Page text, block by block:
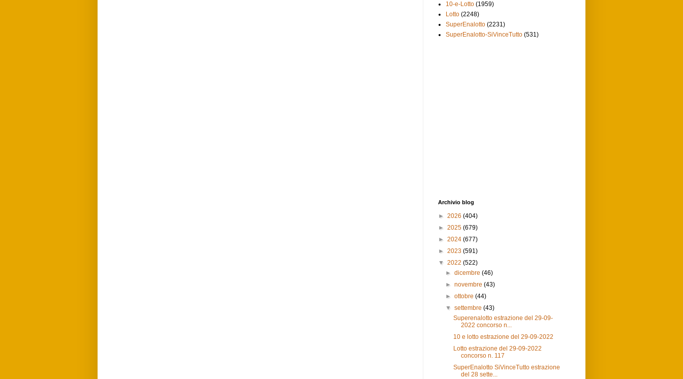
10-e-Lotto (1959)
Lotto (2248)
SuperEnalotto (2231)
SuperEnalotto-SiVinceTutto (531)
Archivio blog
► 2026 (404)
► 2025 (679)
► 2024 (677)
► 2023 (591)
▼ 2022 (522)
►dicembre(46)
►novembre(43)
►ottobre(44)
▼settembre(43)
Superenalotto estrazione del 29-09-
2022 concorso n...
10 e lotto estrazione del 29-09-2022
Lotto estrazione del 29-09-2022
concorso n. 117
SuperEnalotto SiVinceTutto estrazione
del 28 sette...